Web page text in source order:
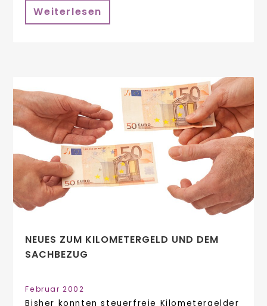
Weiterlesen
NEUES ZUM KILOMETERGELD UND DEM
SACHBEZUG
Februar 2002
Bisher konnten steuerfreie Kilometergelder